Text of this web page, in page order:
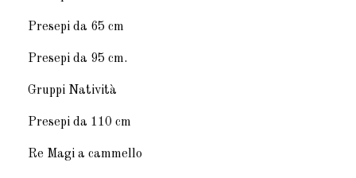
Presepi da 65 cm
Presepi da 95 cm.
Gruppi Natività
Presepi da 110 cm
Re Magi a cammello